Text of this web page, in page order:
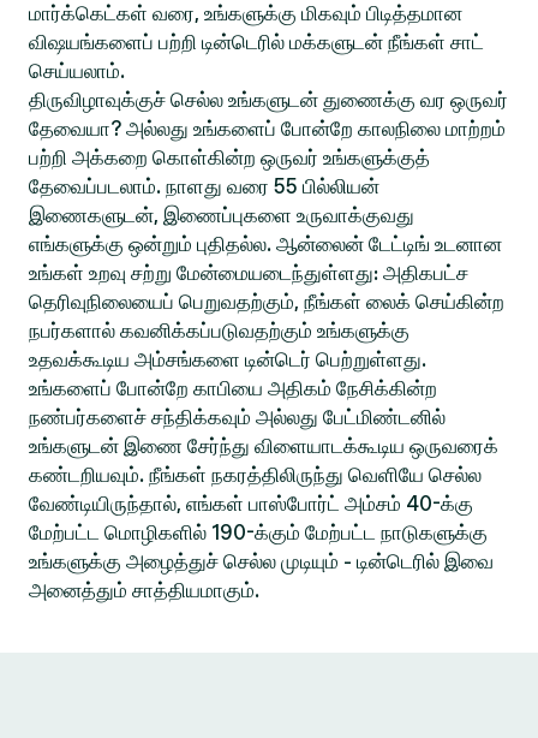
மார்க்கெட்கள் வரை, உங்களுக்கு மிகவும் பிடித்தமான
விஷயங்களைப் பற்றி டின்டெரில் மக்களுடன் நீங்கள் சாட்
செய்யலாம்.
திருவிழாவுக்குச் செல்ல உங்களுடன் துணைக்கு வர ஒருவர்
தேவையா? அல்லது உங்களைப் போன்றே காலநிலை மாற்றம்
பற்றி அக்கறை கொள்கின்ற ஒருவர் உங்களுக்குத்
தேவைப்படலாம். நாளது வரை 55 பில்லியன்
இணைகளுடன், இணைப்புகளை உருவாக்குவது
எங்களுக்கு ஒன்றும் புதிதல்ல. ஆன்லைன் டேட்டிங் உடனான
உங்கள் உறவு சற்று மேன்மையடைந்துள்ளது: அதிகபட்ச
தெரிவுநிலையைப் பெறுவதற்கும், நீங்கள் லைக் செய்கின்ற
நபர்களால் கவனிக்கப்படுவதற்கும் உங்களுக்கு
உதவக்கூடிய அம்சங்களை டின்டெர் பெற்றுள்ளது.
உங்களைப் போன்றே காபியை அதிகம் நேசிக்கின்ற
நண்பர்களைச் சந்திக்கவும் அல்லது பேட்மிண்டனில்
உங்களுடன் இணை சேர்ந்து விளையாடக்கூடிய ஒருவரைக்
கண்டறியவும். நீங்கள் நகரத்திலிருந்து வெளியே செல்ல
வேண்டியிருந்தால், எங்கள் பாஸ்போர்ட் அம்சம் 40-க்கு
மேற்பட்ட மொழிகளில் 190-க்கும் மேற்பட்ட நாடுகளுக்கு
உங்களுக்கு அழைத்துச் செல்ல முடியும் - டின்டெரில் இவை
அனைத்தும் சாத்தியமாகும்.